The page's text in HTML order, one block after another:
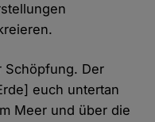
Schöpfung. Der
euch untertan
Meer und über die